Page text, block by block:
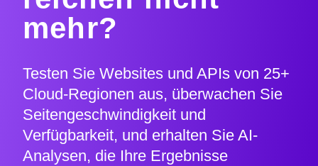
mehr?
Testen Sie Websites und APIs von 25+
Cloud-Regionen aus, überwachen Sie
Seitengeschwindigkeit und
Verfügbarkeit, und erhalten Sie AI-
Analysen, die Ihre Ergebnisse